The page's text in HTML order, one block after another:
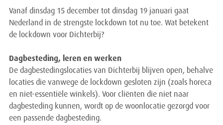
Vanaf dinsdag 15 december tot dinsdag 19 januari gaat
Nederland in de strengste lockdown tot nu toe. Wat betekent
de lockdown voor Dichterbij?
Dagbesteding, leren en werken
De dagbestedingslocaties van Dichterbij blijven open, behalve
locaties die vanwege de lockdown gesloten zijn (zoals horeca
en niet-essentiële winkels). Voor cliënten die niet naar
dagbesteding kunnen, wordt op de woonlocatie gezorgd voor
een passende dagbesteding.